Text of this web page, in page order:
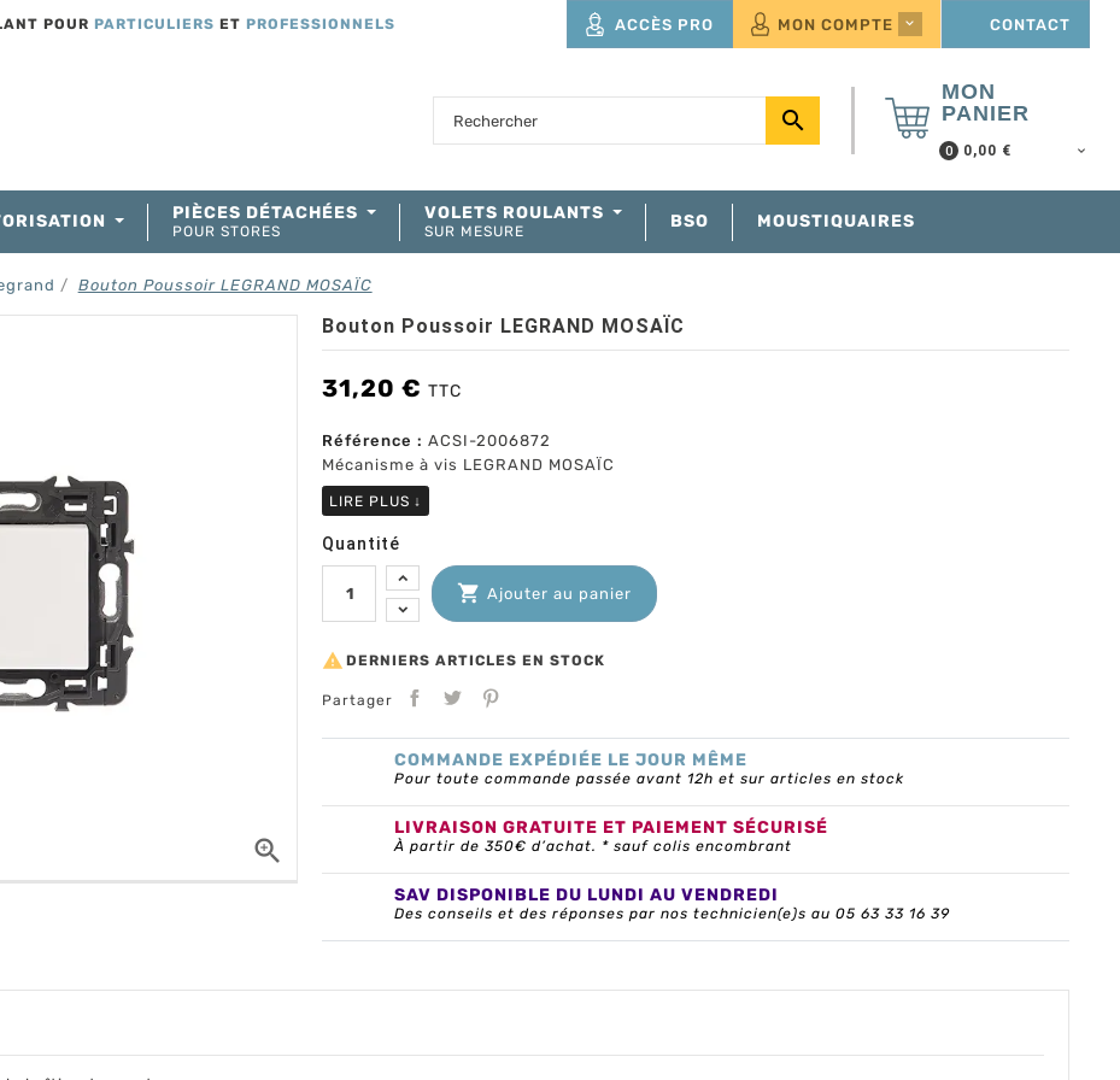
POUR PARTICULIERS ET PROFESSIONNELS ACCÈS PRO MON COMPTE  CONTACT

MON
PANIER
0 0,00 €
PIÈCES DÉTACHÉES
POUR STORES
VOLETS ROULANTS
SUR MESURE BSO MOUSTIQUAIRES
Bouton Poussoir LEGRAND MOSAÏC

Bouton Poussoir LEGRAND MOSAÏC
31,20 € TTC
Référence : ACSI-2006872
Mécanisme à vis LEGRAND MOSAÏC
LIRE PLUS ↓
Quantité
 Ajouter au panier
 DERNIERS ARTICLES EN STOCK
Partager
COMMANDE EXPÉDIÉE LE JOUR MÊME
Pour toute commande passée avant 12h et sur articles en stock
LIVRAISON GRATUITE ET PAIEMENT SÉCURISÉ
À partir de 350€ d’achat. * sauf colis encombrant
SAV DISPONIBLE DU LUNDI AU VENDREDI
Des conseils et des réponses par nos technicien(e)s au 05 63 33 16 39